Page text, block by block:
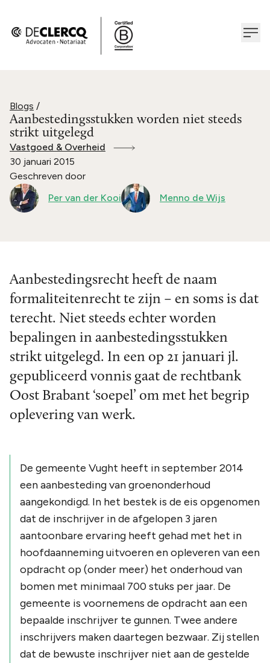
Blogs /
Aanbestedingsstukken worden niet steeds
strikt uitgelegd
Vastgoed & Overheid
30 januari 2015
Geschreven door
Per van der Kooi
Menno de Wijs
Aanbestedingsrecht heeft de naam
formaliteitenrecht te zijn – en soms is dat
terecht. Niet steeds echter worden
bepalingen in aanbestedingsstukken
strikt uitgelegd. In een op 21 januari jl.
gepubliceerd vonnis gaat de rechtbank
Oost Brabant ‘soepel’ om met het begrip
oplevering van werk.
De gemeente Vught heeft in september 2014
een aanbesteding van groenonderhoud
aangekondigd. In het bestek is de eis opgenomen
dat de inschrijver in de afgelopen 3 jaren
aantoonbare ervaring heeft gehad met het in
hoofdaanneming uitvoeren en opleveren van een
opdracht op (onder meer) het onderhoud van
bomen met minimaal 700 stuks per jaar. De
gemeente is voornemens de opdracht aan een
bepaalde inschrijver te gunnen. Twee andere
inschrijvers maken daartegen bezwaar. Zij stellen
dat de bewuste inschrijver niet aan de gestelde